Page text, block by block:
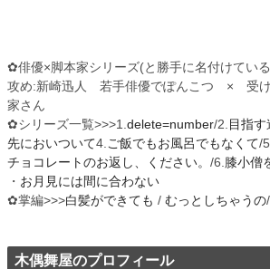
✿俳優×脚本家シリーズ(と勝手に名付けてい
攻め:新崎迅人 若手俳優でぽんこつ × 受
家さん
✿シリーズ一覧>>>1. delete=number/2. 目指
先においついて4. ご飯でもお風呂でもなくて/5.
チョコレートのお返し、ください。 /6. 膝小僧
・ お月見には間に合わない
✿掌編>>>白髪ができても / むっとしちゃうの/
木偶舞屋のプロフィール